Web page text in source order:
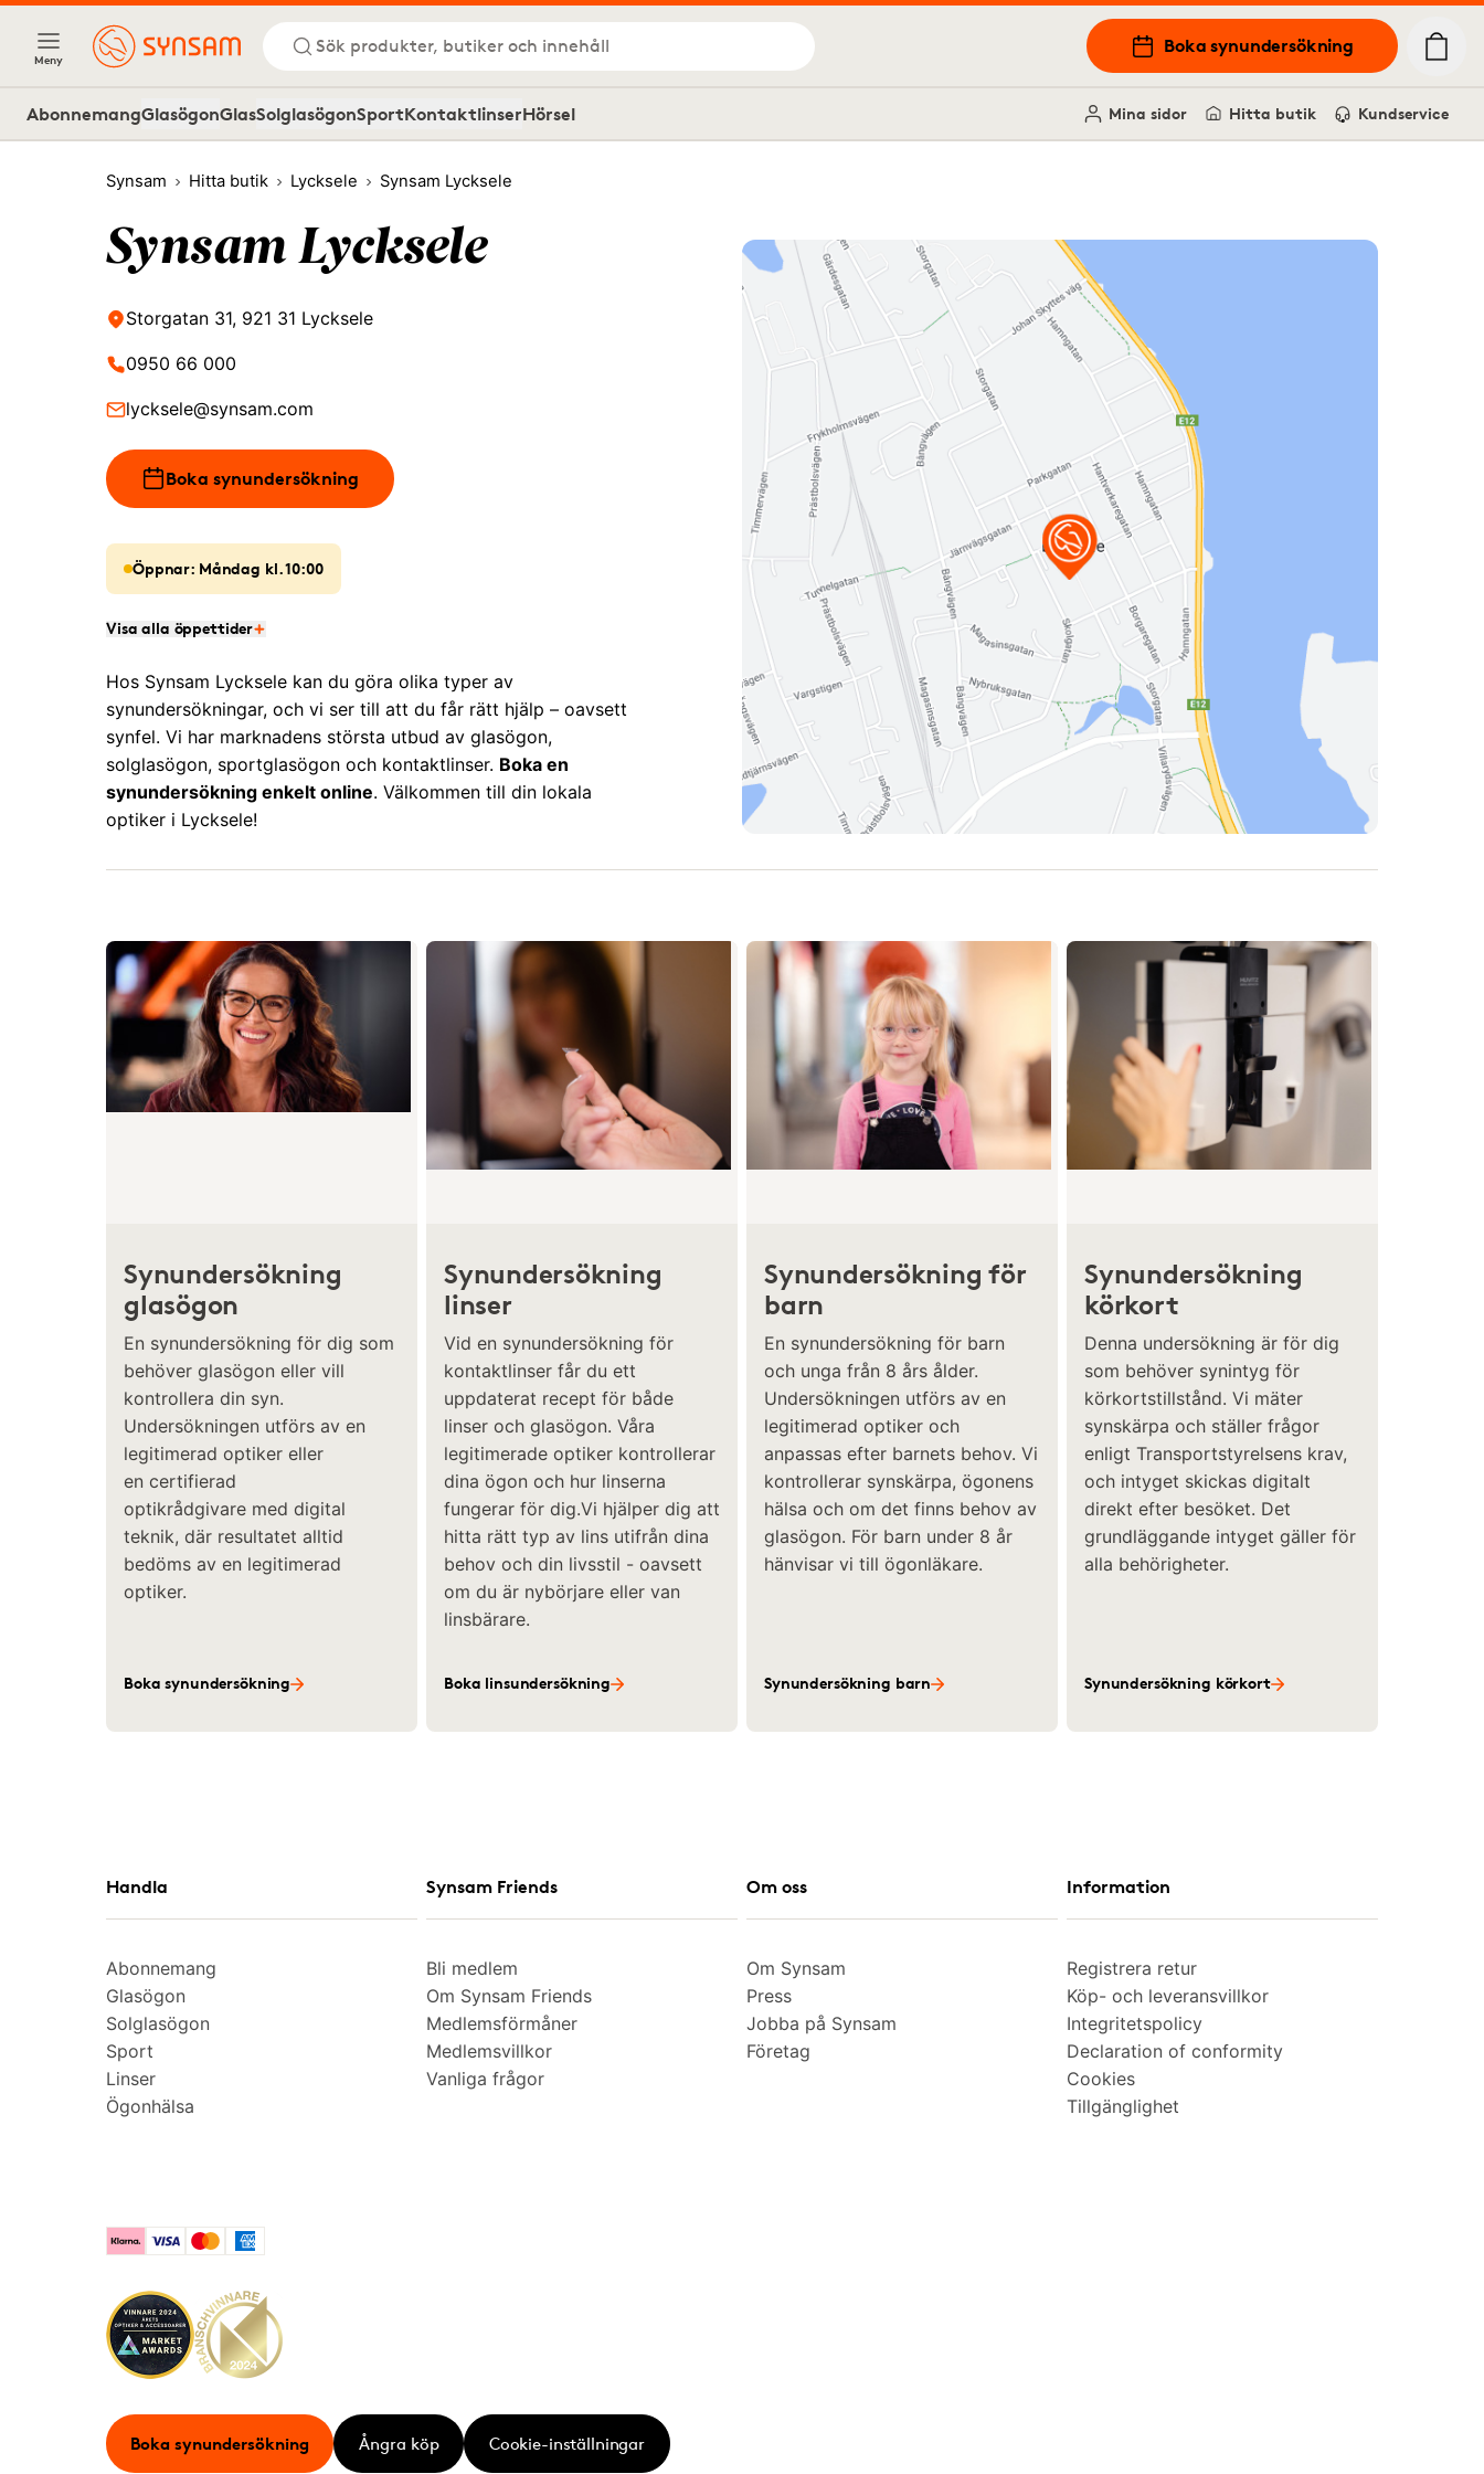
Meny
Sök produkter, butiker och innehåll Boka synundersökning
AbonnemangGlasögonGlasSolglasögonSportKontaktlinserHörsel Mina sidor Hitta butik Kundservice
Synsam Hitta butik Lycksele Synsam Lycksele
Synsam Lycksele
Storgatan 31, 921 31 Lycksele
0950 66 000
lycksele@synsam.com
Boka synundersökning
Öppnar: Måndag kl. 10:00
Visa alla öppettider
Hos Synsam Lycksele kan du göra olika typer av
synundersökningar, och vi ser till att du får rätt hjälp – oavsett
synfel. Vi har marknadens största utbud av glasögon,
solglasögon, sportglasögon och kontaktlinser. Boka en
synundersökning enkelt online. Välkommen till din lokala
optiker i Lycksele!
Synundersökning
glasögon
En synundersökning för dig som
behöver glasögon eller vill
kontrollera din syn.
Undersökningen utförs av en
legitimerad optiker eller
en certifierad
optikrådgivare med digital
teknik, där resultatet alltid
bedöms av en legitimerad
optiker.
Boka synundersökning
Synundersökning
linser
Vid en synundersökning för
kontaktlinser får du ett
uppdaterat recept för både
linser och glasögon. Våra
legitimerade optiker kontrollerar
dina ögon och hur linserna
fungerar för dig.Vi hjälper dig att
hitta rätt typ av lins utifrån dina
behov och din livsstil - oavsett
om du är nybörjare eller van
linsbärare.
Boka linsundersökning
Synundersökning för
barn
En synundersökning för barn
och unga från 8 års ålder.
Undersökningen utförs av en
legitimerad optiker och
anpassas efter barnets behov. Vi
kontrollerar synskärpa, ögonens
hälsa och om det finns behov av
glasögon. För barn under 8 år
hänvisar vi till ögonläkare.
Synundersökning barn
Synundersökning
körkort
Denna undersökning är för dig
som behöver synintyg för
körkortstillstånd. Vi mäter
synskärpa och ställer frågor
enligt Transportstyrelsens krav,
och intyget skickas digitalt
direkt efter besöket. Det
grundläggande intyget gäller för
alla behörigheter.
Synundersökning körkort
Handla
Abonnemang
Glasögon
Solglasögon
Sport
Linser
Ögonhälsa
Synsam Friends
Bli medlem
Om Synsam Friends
Medlemsförmåner
Medlemsvillkor
Vanliga frågor
Om oss
Om Synsam
Press
Jobba på Synsam
Företag
Information
Registrera retur
Köp- och leveransvillkor
Integritetspolicy
Declaration of conformity
Cookies
Tillgänglighet
KlarnaVisa MastercardAmerican Express
Boka synundersökning Ångra köp Cookie-inställningar